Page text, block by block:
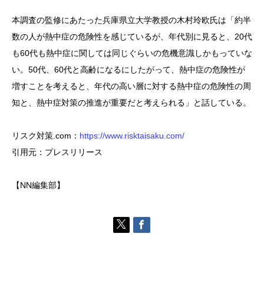
本調査の監修にあたった兵庫県立大学教授の木村玲欧氏は「約半
数の人が熱中症の危険性を感じているが、年代別に見ると、20代
も60代も熱中症に関しては同じぐらいの危機意識しかもっていな
い。50代、60代と高齢になるにしたがって、熱中症の危険性が
増すことを考えると、年代の高い層に対する熱中症の危険性の周
知と、熱中症対策の推進が重要だと考えられる」と話している。
リスク対策.com： https://www.risktaisaku.com/
引用元：プレスリリース
【NN編集部】